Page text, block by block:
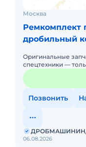
Москва
Ремкомплект
дробильный
Оригинальные
спецтехники —
Любая замена
поломки и
Позвонить
06.08.2026